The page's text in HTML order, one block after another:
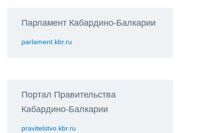
Парламент Кабардино-Балкарии
parlament.kbr.ru
Портал Правительства
Кабардино-Балкарии
pravitelstvo.kbr.ru